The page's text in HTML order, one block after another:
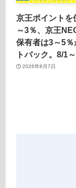
京王ポイントを
～3％、京王
保有者は3～5
トバック。8/1～
2026年8月7日